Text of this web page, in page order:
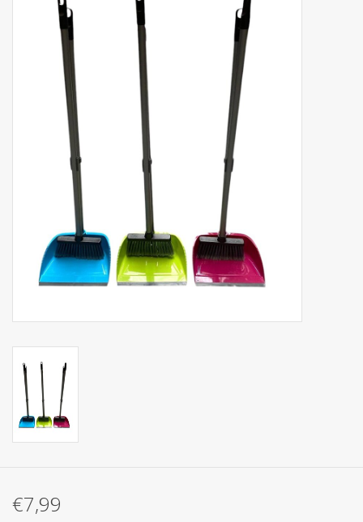
Aperitiefkoekjes
Botanicals
Snoeppot-Snoep
Cleaning-producten
Relatiegeschenken
Verpakking
Kantoorbenodigdheden
Corona
€7,99